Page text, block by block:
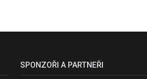
SPONZOŘI A PARTNEŘI